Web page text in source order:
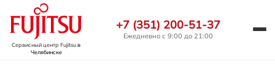
Сервисный центр Fujitsuв
Челябинске
+7 (351) 200-51-37
Ежедневно с 9:00 до 21:00